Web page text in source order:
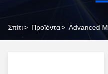
Σπίτι> Προϊόντα>